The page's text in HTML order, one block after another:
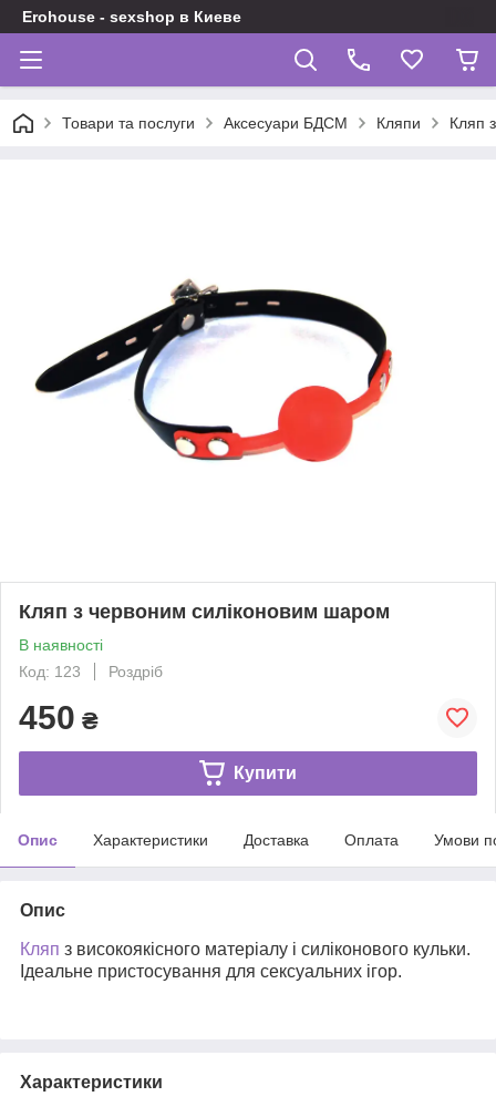
Erohouse - sexshop в Киеве
Товари та послуги Аксесуари БДСМ Кляпи Кляп
Кляп з червоним силіконовим шаром
В наявності
Код: 123
Роздріб
450 ₴
Купити
Опис Характеристики Доставка Оплата Умови
Опис
Кляп з високоякісного матеріалу і силіконового кульки.
Ідеальне пристосування для сексуальних ігор.
Характеристики